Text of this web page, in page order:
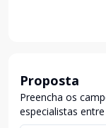
Proposta
Preencha os
especialistas